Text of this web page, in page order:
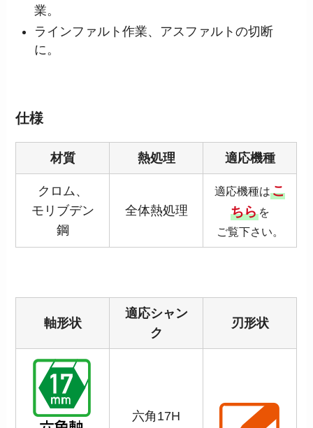
業。
ラインファルト作業、アスファルトの切断
に。
仕様
材質 熱処理 適応機種
クロム、
モリブデン
鋼
全体熱処理
適応機種はこ
ちらを
ご覧下さい。
軸形状
適応シャン
ク
刃形状
六角17H